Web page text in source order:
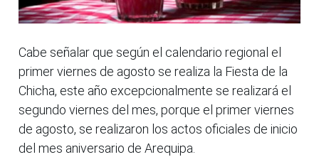
Cabe señalar que según el calendario regional el
primer viernes de agosto se realiza la Fiesta de la
Chicha, este año excepcionalmente se realizará el
segundo viernes del mes, porque el primer viernes
de agosto, se realizaron los actos oficiales de inicio
del mes aniversario de Arequipa.